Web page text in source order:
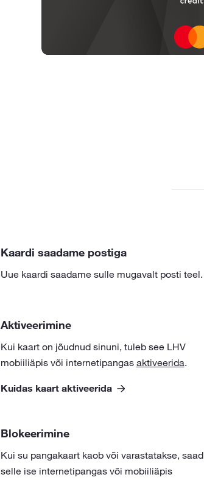
Kaardi saadame postiga
Uue kaardi saadame sulle mugavalt posti teel.
Aktiveerimine
Kui kaart on jõudnud sinuni, tuleb see LHV
mobiiliäpis või internetipangas aktiveerida.
Kuidas kaart aktiveerida
Blokeerimine
Kui su pangakaart kaob või varastatakse, saad
selle ise internetipangas või mobiiliäpis